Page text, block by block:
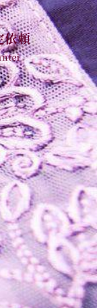
依頼